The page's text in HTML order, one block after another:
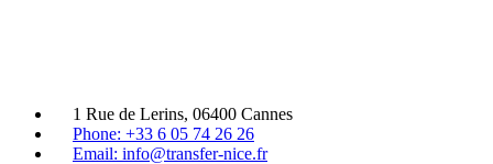
1 Rue de Lerins, 06400 Cannes
Phone: +33 6 05 74 26 26
Email: info@transfer-nice.fr